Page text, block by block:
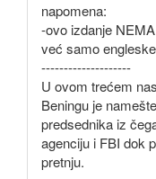
napomena:
-ovo izdanje
već samo
--------------------
U ovom trećem
Beningu je
predsednika iz
agenciju i FBI dok
pretnju.